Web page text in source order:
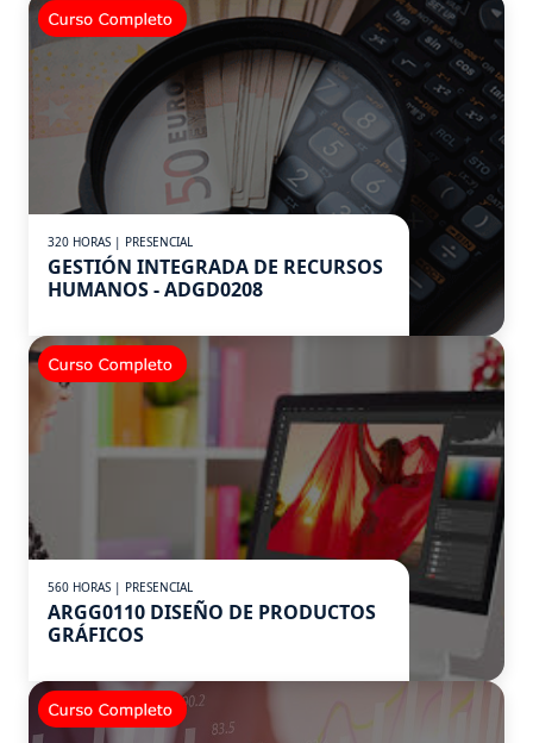
320 HORAS | PRESENCIAL
GESTIÓN INTEGRADA DE RECURSOS
HUMANOS - ADGD0208
560 HORAS | PRESENCIAL
ARGG0110 DISEÑO DE PRODUCTOS
GRÁFICOS